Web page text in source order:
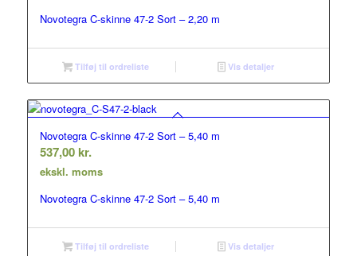
Novotegra C-skinne 47-2 Sort – 2,20 m
Tilføj til ordreliste Vis detaljer
Novotegra C-skinne 47-2 Sort – 5,40 m
537,00 kr.
ekskl. moms
Novotegra C-skinne 47-2 Sort – 5,40 m
Tilføj til ordreliste Vis detaljer